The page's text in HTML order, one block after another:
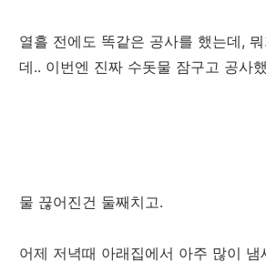
열흘 전에도 똑같은 공사를 했는데,
데.. 이번엔 진짜 수돗물 잠구고 공사
물 끊어진건 둘째치고.
어제 저녁때 아래집에서 아주 많이